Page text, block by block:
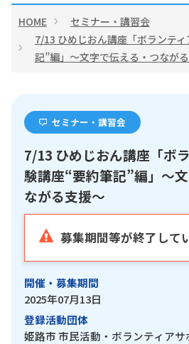
HOME
セミナー・講習会
7/13 ひめじおん講座「ボランテ
記”編」～文字で伝える・つなが
セミナー・講習会
7/13 ひめじおん講座「ボ
験講座“要約筆記”編」～
ながる支援～
募集期間等が終了して
開催・募集期間
2025年07月13日
登録活動団体
姫路市 市民活動・ボランティア